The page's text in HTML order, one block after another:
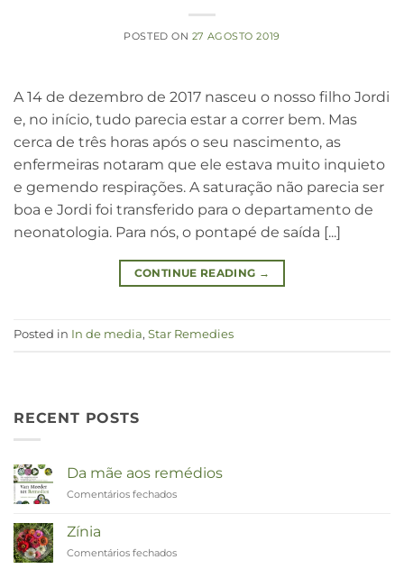
POSTED ON 27 AGOSTO 2019
A 14 de dezembro de 2017 nasceu o nosso filho Jordi
e, no início, tudo parecia estar a correr bem. Mas
cerca de três horas após o seu nascimento, as
enfermeiras notaram que ele estava muito inquieto
e gemendo respirações. A saturação não parecia ser
boa e Jordi foi transferido para o departamento de
neonatologia. Para nós, o pontapé de saída [...]
CONTINUE READING →
Posted in In de media, Star Remedies
RECENT POSTS
Da mãe aos remédios
Comentários fechados
Zínia
Comentários fechados